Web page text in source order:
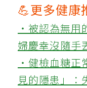
💪更多健康
‧被認為無用
婦慶幸沒隨手
‧健檢血糖正
見的隱患」：